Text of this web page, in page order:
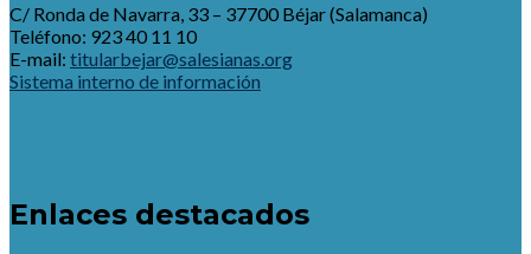
C/ Ronda de Navarra, 33 – 37700 Béjar (Salamanca)
Teléfono: 923 40 11 10
E-mail: titularbejar@salesianas.org
Sistema interno de información
Enlaces destacados